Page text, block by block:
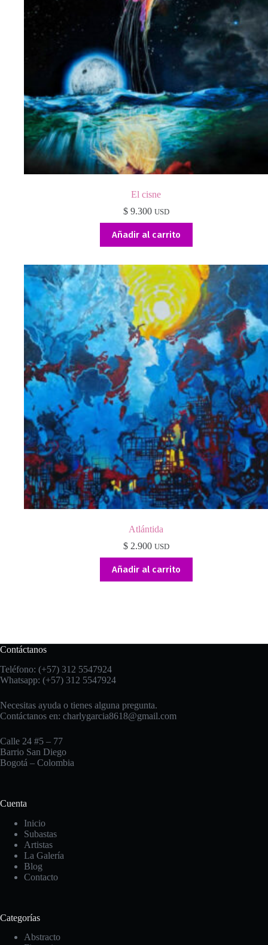
El cisne
$9.300 USD
Añadir al carrito
Atlántida
$2.900 USD
Añadir al carrito
Contáctanos
Teléfono: (+57) 312 5547924
Whatsapp: (+57) 312 5547924
Necesitas ayuda o tienes alguna pregunta.
Contáctanos en: charlygarcia8618@gmail.com
Calle 24 #5 – 77
Barrio San Diego
Bogotá – Colombia
Cuenta
Inicio
Subastas
Artistas
La Galería
Blog
Contacto
Categorías
Abstracto